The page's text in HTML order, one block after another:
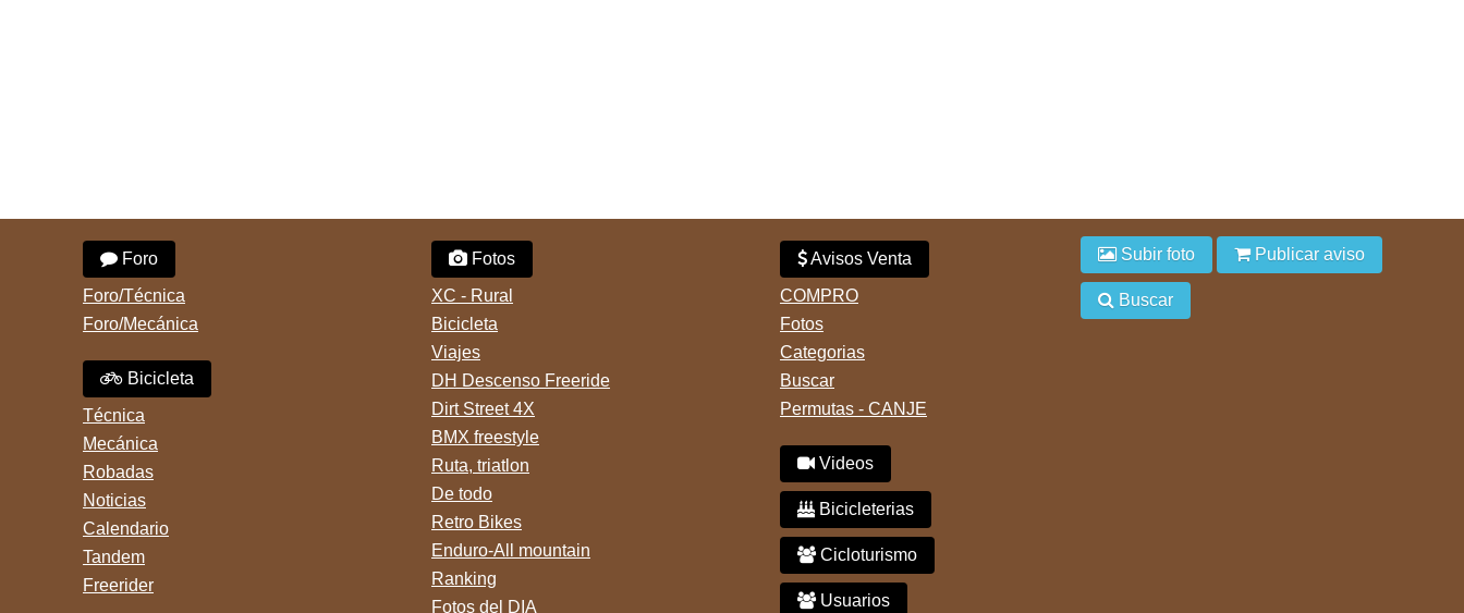
Foro
Foro/Técnica
Foro/Mecánica
Bicicleta
Técnica
Mecánica
Robadas
Noticias
Calendario
Tandem
Freerider
Fotos
XC - Rural
Bicicleta
Viajes
DH Descenso Freeride
Dirt Street 4X
BMX freestyle
Ruta, triatlon
De todo
Retro Bikes
Enduro-All mountain
Ranking
Fotos del DIA
Avisos Venta
COMPRO
Fotos
Categorias
Buscar
Permutas - CANJE
Videos
Bicicleterias
Cicloturismo
Usuarios
Subir foto Publicar aviso
Buscar